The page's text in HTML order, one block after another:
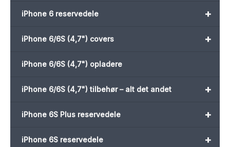
+
iPhone 6 reservedele
+
iPhone 6/6S (4,7") covers
iPhone 6/6S (4,7") opladere
+
iPhone 6/6S (4,7") tilbehør – alt det andet
+
iPhone 6S Plus reservedele
+
iPhone 6S reservedele